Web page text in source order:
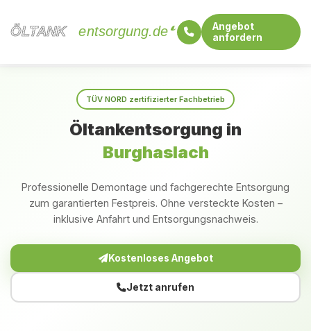
ÖLTANK
ÖLTANK entsorgung.de
Angebot
anfordern
TÜV NORD zertifizierter Fachbetrieb
Öltankentsorgung in
Burghaslach
Professionelle Demontage und fachgerechte Entsorgung
zum garantierten Festpreis. Ohne versteckte Kosten –
inklusive Anfahrt und Entsorgungsnachweis.
Kostenloses Angebot
Jetzt anrufen